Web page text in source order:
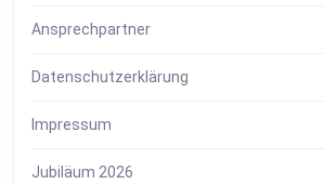
Ansprechpartner
Datenschutzerklärung
Impressum
Jubiläum 2026